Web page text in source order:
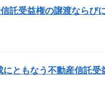
託受益権の譲渡ならび
にともなう不動産信託